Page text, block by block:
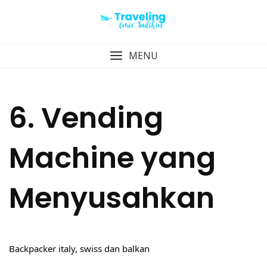
MENU
6. Vending
Machine yang
Menyusahkan
Backpacker italy, swiss dan balkan